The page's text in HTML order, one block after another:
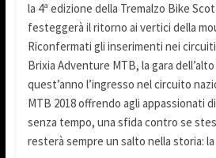
la 4ª edizione della Tremalzo Bike
festeggerà il ritorno ai vertici della
Riconfermati gli inserimenti nei
Brixia Adventure MTB, la gara
quest’anno l’ingresso nel circuito
MTB 2018 offrendo agli appassionati
senza tempo, una sfida contro se
resterà sempre un salto nella storia: